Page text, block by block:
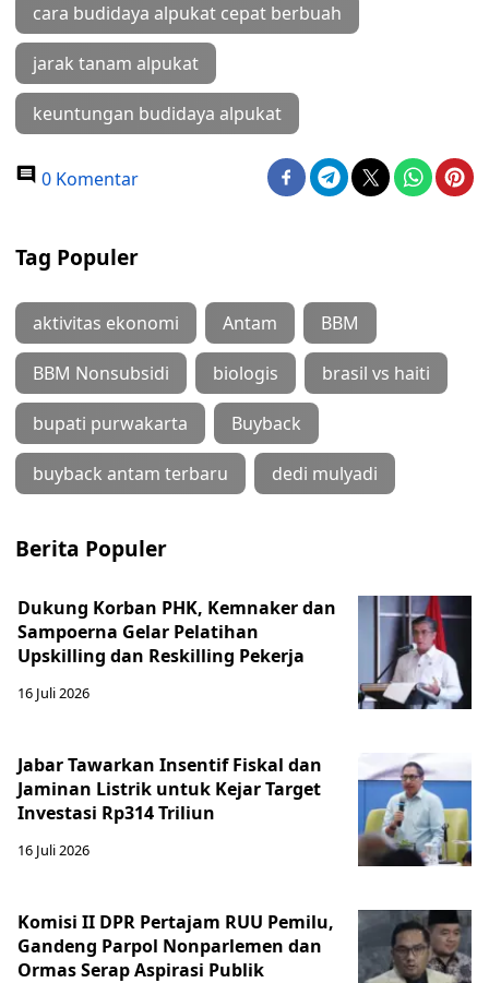
cara budidaya alpukat cepat berbuah
jarak tanam alpukat
keuntungan budidaya alpukat
0 Komentar
Tag Populer
aktivitas ekonomi Antam BBM
BBM Nonsubsidi biologis brasil vs haiti
bupati purwakarta Buyback
buyback antam terbaru dedi mulyadi
Berita Populer
Dukung Korban PHK, Kemnaker dan
Sampoerna Gelar Pelatihan
Upskilling dan Reskilling Pekerja
16 Juli 2026
Jabar Tawarkan Insentif Fiskal dan
Jaminan Listrik untuk Kejar Target
Investasi Rp314 Triliun
16 Juli 2026
Komisi II DPR Pertajam RUU Pemilu,
Gandeng Parpol Nonparlemen dan
Ormas Serap Aspirasi Publik